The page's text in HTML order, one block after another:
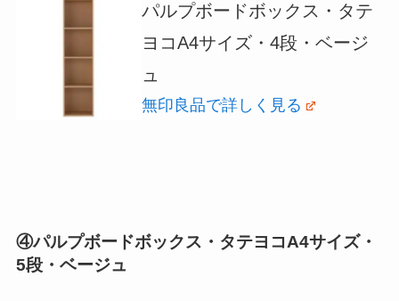
パルプボードボックス・タテ
ヨコA4サイズ・4段・ベージ
ュ
無印良品で詳しく見る
④パルプボードボックス・タテヨコA4サイズ・
5段・ベージュ